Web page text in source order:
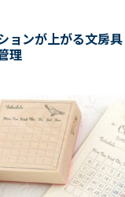
ョンが上がる文房
理